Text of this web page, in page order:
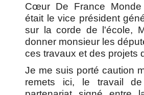
Cœur De France Monde
était le vice président
sur la corde de l'école,
donner monsieur les
ces travaux et des projets
Je me suis porté caution
remets ici, le travail de